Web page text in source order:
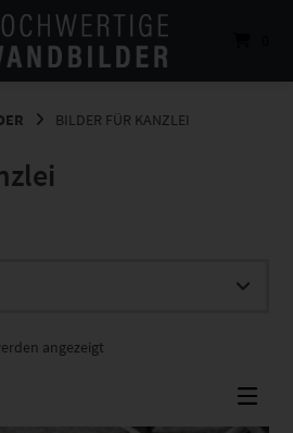
BILDER FÜR KANZLEI
angezeigt